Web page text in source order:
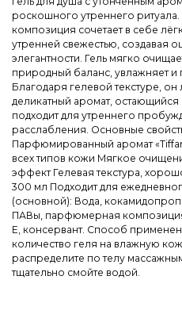
роскошного утреннего
композиция сочетает в себе
утренней свежестью, создавая
элегантности. Гель мягко
природный баланс, увлажняет и
Благодаря гелевой текстуре, он
деликатный аромат,
подходит для утреннего
расслабления. Основные
Парфюмированный аромат
всех типов кожи Мягкое
эффект Гелевая текстура,
300 мл Подходит для
(основной): Вода,
ПАВы, парфюмерная
E, консервант. Способ
количество геля на влажную
распределите по телу
тщательно смойте водой.